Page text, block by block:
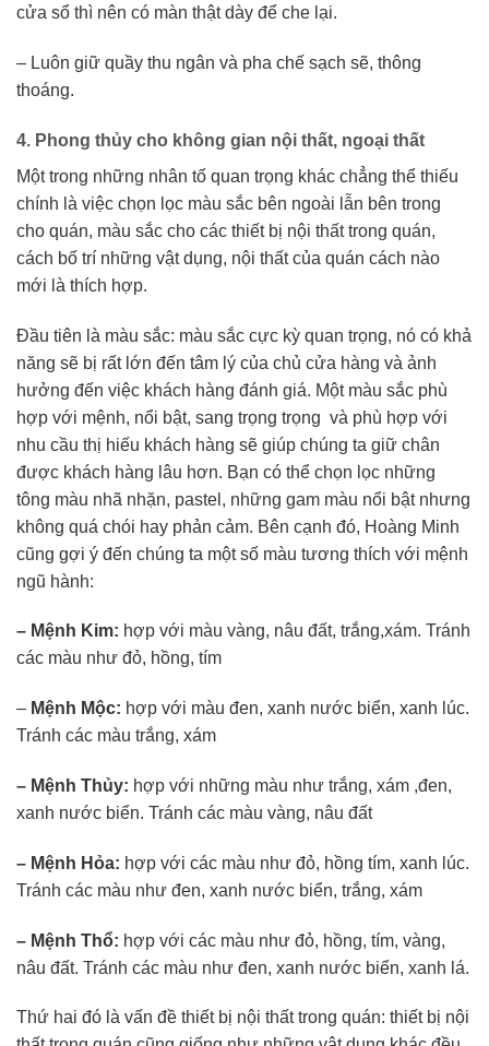
cửa sổ thì nên có màn thật dày để che lại.
– Luôn giữ quầy thu ngân và pha chế sạch sẽ, thông
thoáng.
4. Phong thủy cho không gian nội thất, ngoại thất
Một trong những nhân tố quan trọng khác chẳng thể thiếu
chính là việc chọn lọc màu sắc bên ngoài lẫn bên trong
cho quán, màu sắc cho các thiết bị nội thất trong quán,
cách bố trí những vật dụng, nội thất của quán cách nào
mới là thích hợp.
Đầu tiên là màu sắc: màu sắc cực kỳ quan trọng, nó có khả
năng sẽ bị rất lớn đến tâm lý của chủ cửa hàng và ảnh
hưởng đến việc khách hàng đánh giá. Một màu sắc phù
hợp với mệnh, nổi bật, sang trọng trọng và phù hợp với
nhu cầu thị hiếu khách hàng sẽ giúp chúng ta giữ chân
được khách hàng lâu hơn. Bạn có thể chọn lọc những
tông màu nhã nhặn, pastel, những gam màu nổi bật nhưng
không quá chói hay phản cảm. Bên cạnh đó, Hoàng Minh
cũng gợi ý đến chúng ta một số màu tương thích với mệnh
ngũ hành:
– Mệnh Kim: hợp với màu vàng, nâu đất, trắng,xám. Tránh
các màu như đỏ, hồng, tím
– Mệnh Mộc: hợp với màu đen, xanh nước biển, xanh lúc.
Tránh các màu trắng, xám
– Mệnh Thủy: hợp với những màu như trắng, xám ,đen,
xanh nước biển. Tránh các màu vàng, nâu đất
– Mệnh Hỏa: hợp với các màu như đỏ, hồng tím, xanh lúc.
Tránh các màu như đen, xanh nước biển, trắng, xám
– Mệnh Thổ: hợp với các màu như đỏ, hồng, tím, vàng,
nâu đất. Tránh các màu như đen, xanh nước biển, xanh lá.
Thứ hai đó là vấn đề thiết bị nội thất trong quán: thiết bị nội